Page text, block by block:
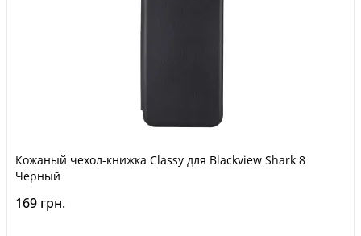
Кожаный чехол-книжка Classy для Blackview Shark 8
Черный
169 грн.